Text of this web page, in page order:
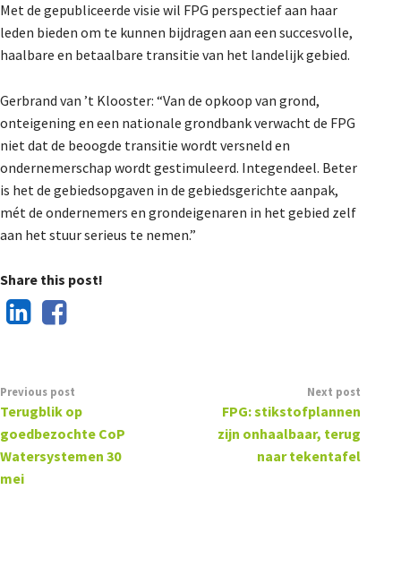
Met de gepubliceerde visie wil FPG perspectief aan haar
leden bieden om te kunnen bijdragen aan een succesvolle,
haalbare en betaalbare transitie van het landelijk gebied.
Gerbrand van ’t Klooster: “Van de opkoop van grond,
onteigening en een nationale grondbank verwacht de FPG
niet dat de beoogde transitie wordt versneld en
ondernemerschap wordt gestimuleerd. Integendeel. Beter
is het de gebiedsopgaven in de gebiedsgerichte aanpak,
mét de ondernemers en grondeigenaren in het gebied zelf
aan het stuur serieus te nemen.”
Share this post!
Previous post
Terugblik op
goedbezochte CoP
Watersystemen 30
mei
Next post
FPG: stikstofplannen
zijn onhaalbaar, terug
naar tekentafel